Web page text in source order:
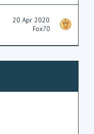
20 Apr 2020
Fox70